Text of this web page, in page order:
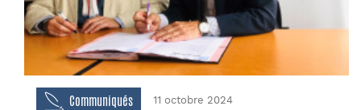
Communiqués 11 octobre 2024